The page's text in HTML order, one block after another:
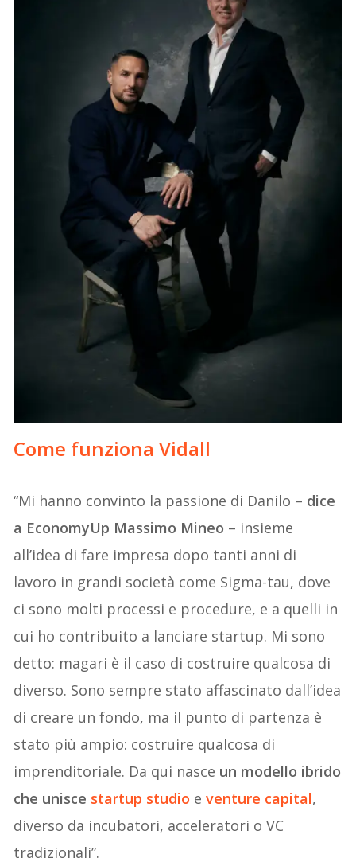
Come funziona Vidall
“Mi hanno convinto la passione di Danilo – dice
a EconomyUp Massimo Mineo – insieme
all’idea di fare impresa dopo tanti anni di
lavoro in grandi società come Sigma-tau, dove
ci sono molti processi e procedure, e a quelli in
cui ho contribuito a lanciare startup. Mi sono
detto: magari è il caso di costruire qualcosa di
diverso. Sono sempre stato affascinato dall’idea
di creare un fondo, ma il punto di partenza è
stato più ampio: costruire qualcosa di
imprenditoriale. Da qui nasce un modello ibrido
che unisce startup studio e venture capital,
diverso da incubatori, acceleratori o VC
tradizionali”.